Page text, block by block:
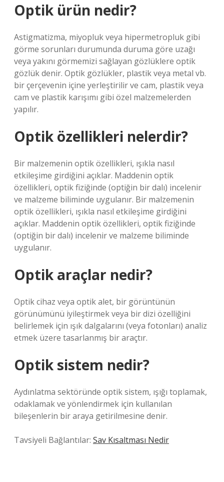
Optik ürün nedir?
Astigmatizma, miyopluk veya hipermetropluk gibi
görme sorunları durumunda duruma göre uzağı
veya yakını görmemizi sağlayan gözlüklere optik
gözlük denir. Optik gözlükler, plastik veya metal vb.
bir çerçevenin içine yerleştirilir ve cam, plastik veya
cam ve plastik karışımı gibi özel malzemelerden
yapılır.
Optik özellikleri nelerdir?
Bir malzemenin optik özellikleri, ışıkla nasıl
etkileşime girdiğini açıklar. Maddenin optik
özellikleri, optik fiziğinde (optiğin bir dalı) incelenir
ve malzeme biliminde uygulanır. Bir malzemenin
optik özellikleri, ışıkla nasıl etkileşime girdiğini
açıklar. Maddenin optik özellikleri, optik fiziğinde
(optiğin bir dalı) incelenir ve malzeme biliminde
uygulanır.
Optik araçlar nedir?
Optik cihaz veya optik alet, bir görüntünün
görünümünü iyileştirmek veya bir dizi özelliğini
belirlemek için ışık dalgalarını (veya fotonları) analiz
etmek üzere tasarlanmış bir araçtır.
Optik sistem nedir?
Aydınlatma sektöründe optik sistem, ışığı toplamak,
odaklamak ve yönlendirmek için kullanılan
bileşenlerin bir araya getirilmesine denir.
Tavsiyeli Bağlantılar: Sav Kısaltması Nedir